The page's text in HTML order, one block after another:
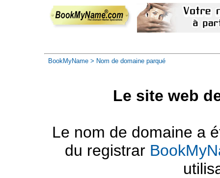
BookMyName > Nom de domaine parqué
Le site web
Le nom de domaine a
du registrar